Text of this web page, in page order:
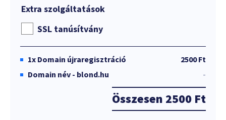
Extra szolgáltatások
SSL tanúsítvány
1x Domain újraregisztráció
2500 Ft
Domain név - blond.hu
-
Összesen 2500 Ft